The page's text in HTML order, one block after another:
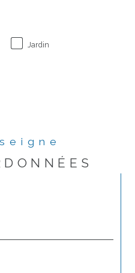
Jardin